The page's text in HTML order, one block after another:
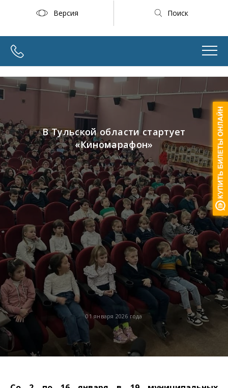
Версия Поиск
01 января 2026 года
В Тульской области стартует
«Киномарафон»